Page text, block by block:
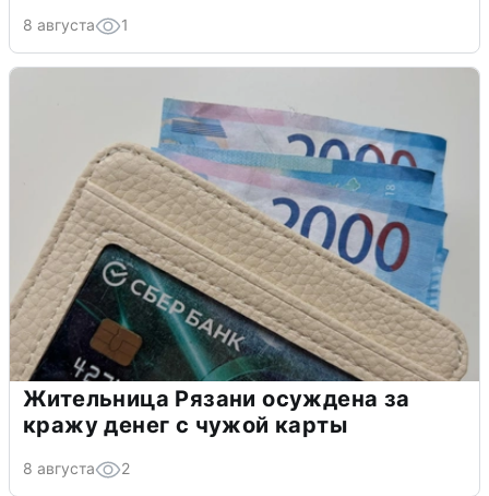
8 августа 1
Жительница Рязани осуждена за
кражу денег с чужой карты
8 августа 2